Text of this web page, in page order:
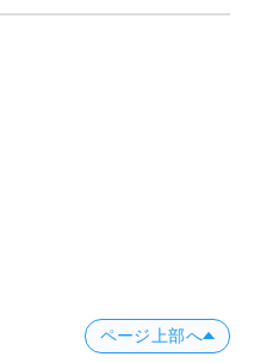
ページ上部へ